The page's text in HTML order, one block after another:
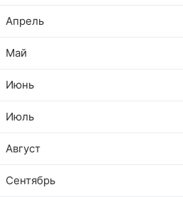
Апрель
Май
Июнь
Июль
Август
Сентябрь